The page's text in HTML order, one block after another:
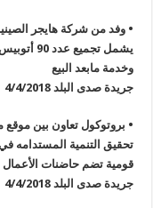
• وفد من شركة هايجر
يشمل
وخدمة مابعد البيع
جريدة صدى البلد 4/4/2018
تحقيق التنمية المستدامه
قومية تضم حاضنات
جريدة صدى البلد 4/4/2018